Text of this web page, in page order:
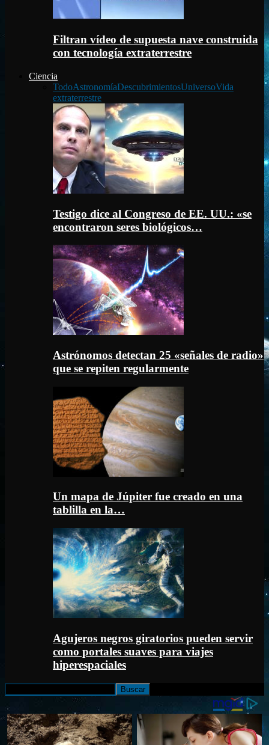
Filtran vídeo de supuesta nave construida
con tecnología extraterrestre
Ciencia
TodoAstronomíaDescubrimientosUniversoVida
extraterrestre
Testigo dice al Congreso de EE. UU.: «se
encontraron seres biológicos…
Astrónomos detectan 25 «señales de radio»
que se repiten regularmente
Un mapa de Júpiter fue creado en una
tablilla en la…
Agujeros negros giratorios pueden servir
como portales suaves para viajes
hiperespaciales